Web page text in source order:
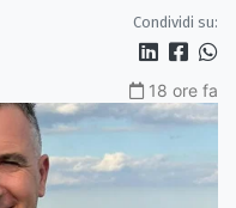
Condividi su:
18 ore fa